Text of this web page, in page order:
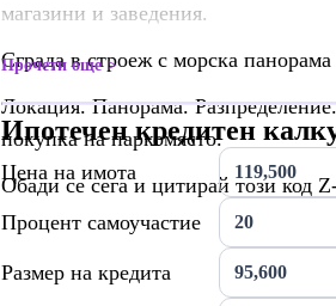
магазини и заведения.
Сграда в строеж с морска
Локация. Панорама.
покупка на паркомясто.
Обади се сега и цитирай този код
Прочети още
Ипотечен кредитен
Цена на имота
Процент самоучастие
Размер на кредита